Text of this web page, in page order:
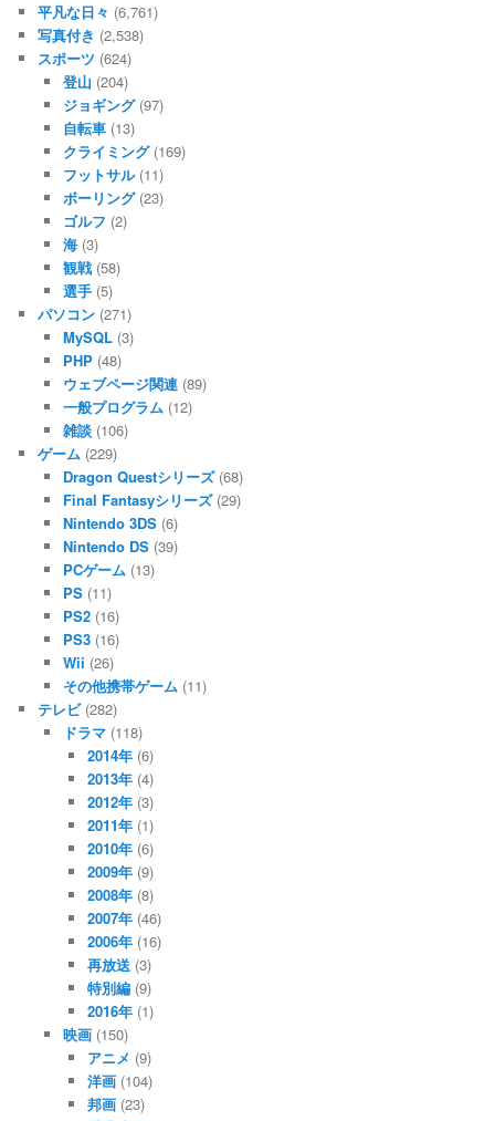
平凡な日々 (6,761)
写真付き (2,538)
スポーツ (624)
登山 (204)
ジョギング(97)
自転車(13)
クライミング(169)
フットサル(11)
ボーリング(23)
ゴルフ (2)
海(3)
観戦(58)
選手(5)
パソコン (271)
MySQL(3)
PHP(48)
ウェブページ関連(89)
一般プログラム(12)
雑談(106)
ゲーム (229)
Dragon Questシリーズ(68)
Final Fantasyシリーズ(29)
Nintendo 3DS(6)
Nintendo DS(39)
PCゲーム(13)
PS(11)
PS2(16)
PS3(16)
Wii (26)
その他携帯ゲーム(11)
テレビ(282)
ドラマ(118)
2014年 (6)
2013年 (4)
2012年 (3)
2011年 (1)
2010年 (6)
2009年 (9)
2008年 (8)
2007年 (46)
2006年 (16)
再放送 (3)
特別編 (9)
2016年 (1)
映画(150)
アニメ (9)
洋画 (104)
邦画 (23)